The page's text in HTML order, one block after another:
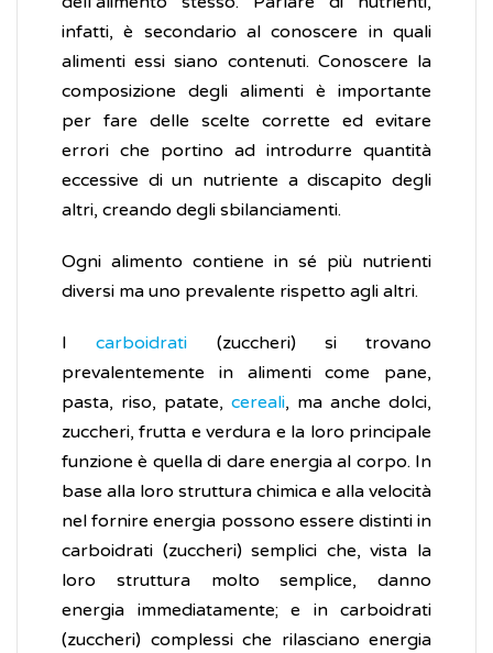
infatti, è secondario al conoscere in quali
alimenti essi siano contenuti. Conoscere la
composizione degli alimenti è importante
per fare delle scelte corrette ed evitare
errori che portino ad introdurre quantità
eccessive di un nutriente a discapito degli
altri, creando degli sbilanciamenti.
Ogni alimento contiene in sé più nutrienti
diversi ma uno prevalente rispetto agli altri.
Icarboidrati (zuccheri) si trovano
prevalentemente in alimenti come pane,
pasta, riso, patate, cereali, ma anche dolci,
zuccheri, frutta e verdura e la loro principale
funzione è quella di dare energia al corpo. In
base alla loro struttura chimica e alla velocità
nel fornire energia possono essere distinti in
carboidrati (zuccheri) semplici che, vista la
loro struttura molto semplice, danno
energia immediatamente; e in carboidrati
(zuccheri) complessi che rilasciano energia